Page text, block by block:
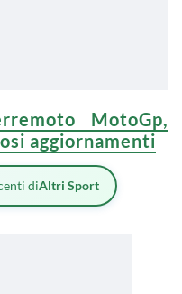
MotoGp,
aggiornamenti
diAltri Sport